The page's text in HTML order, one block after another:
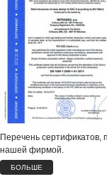
Перечень сертификатов,
нашей фирмой.
БОЛЬШЕ